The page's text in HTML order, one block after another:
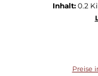
Inhalt: 0.2
Preise